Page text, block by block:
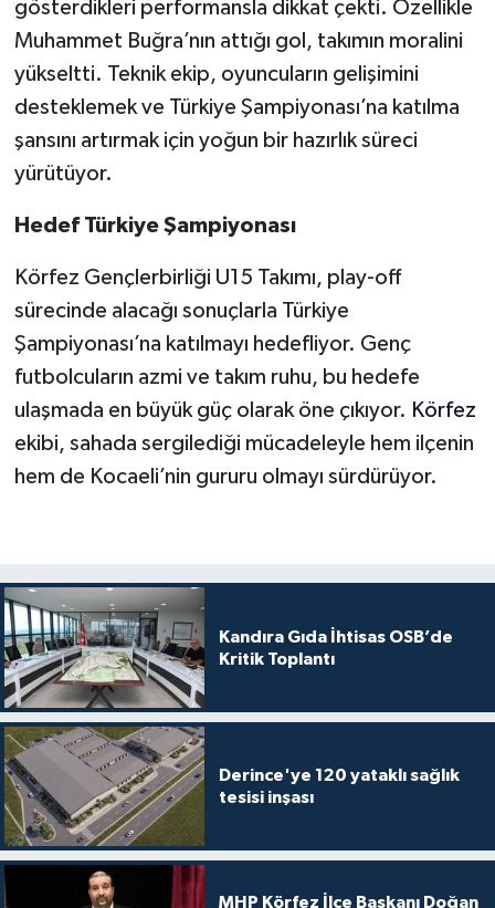
gösterdikleri performansla dikkat çekti. Özellikle
Muhammet Buğra’nın attığı gol, takımın moralini
yükseltti. Teknik ekip, oyuncuların gelişimini
desteklemek ve Türkiye Şampiyonası’na katılma
şansını artırmak için yoğun bir hazırlık süreci
yürütüyor.
Hedef Türkiye Şampiyonası
Körfez Gençlerbirliği U15 Takımı, play-off
sürecinde alacağı sonuçlarla Türkiye
Şampiyonası’na katılmayı hedefliyor. Genç
futbolcuların azmi ve takım ruhu, bu hedefe
ulaşmada en büyük güç olarak öne çıkıyor. Körfez
ekibi, sahada sergilediği mücadeleyle hem ilçenin
hem de Kocaeli’nin gururu olmayı sürdürüyor.
Kandıra Gıda İhtisas OSB’de
Kritik Toplantı
Derince'ye 120 yataklı sağlık
tesisi inşası
MHP Körfez İlçe Başkanı Doğan